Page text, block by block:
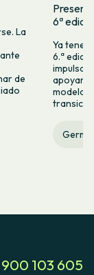
La
de
6ª
Ya
6.ª
apoyar
modelos
900 103 605